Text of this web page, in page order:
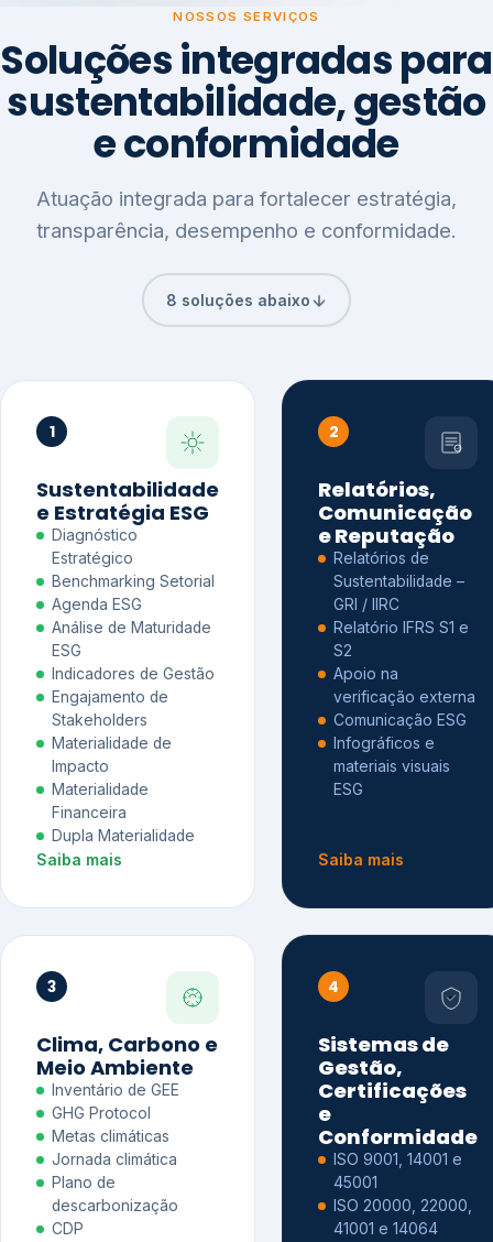
NOSSOS SERVIÇOS
Soluções integradas para
sustentabilidade, gestão
e conformidade
Atuação integrada para fortalecer estratégia,
transparência, desempenho e conformidade.
8 soluções abaixo
1
Sustentabilidade
e Estratégia ESG
Diagnóstico
Estratégico
Benchmarking Setorial
Agenda ESG
Análise de Maturidade
ESG
Indicadores de Gestão
Engajamento de
Stakeholders
Materialidade de
Impacto
Materialidade
Financeira
Dupla Materialidade
Saiba mais
2
Relatórios,
Comunicação
e Reputação
Relatórios de
Sustentabilidade –
GRI / IIRC
Relatório IFRS S1 e
S2
Apoio na
verificação externa
Comunicação ESG
Infográficos e
materiais visuais
ESG
Saiba mais
3
Clima, Carbono e
Meio Ambiente
Inventário de GEE
GHG Protocol
Metas climáticas
Jornada climática
Plano de
descarbonização
CDP
4
Sistemas de
Gestão,
Certificações
e
Conformidade
ISO 9001, 14001 e
45001
ISO 20000, 22000,
41001 e 14064